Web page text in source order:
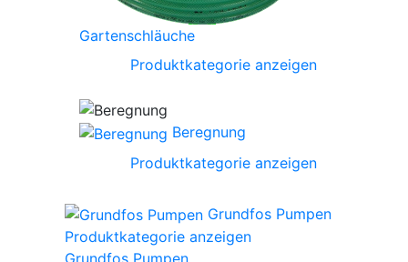
Gartenschläuche
Produktkategorie anzeigen
Beregnung
Produktkategorie anzeigen
Grundfos Pumpen
Produktkategorie anzeigen